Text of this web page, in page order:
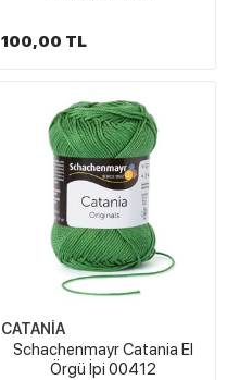
100,00 TL
CATANİA
Schachenmayr Catania El
Örgü İpi 00412